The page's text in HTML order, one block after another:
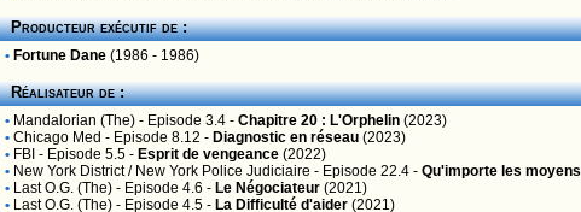
Producteur exécutif de :
• Fortune Dane (1986 - 1986)
Réalisateur de :
• Mandalorian (The) - Episode 3.4 - Chapitre 20 : L'Orphelin (2023)
• Chicago Med - Episode 8.12 - Diagnostic en réseau (2023)
• FBI - Episode 5.5 - Esprit de vengeance (2022)
• New York District / New York Police Judiciaire - Episode 22.4 - Qu'importe les moyens
• Last O.G. (The) - Episode 4.6 - Le Négociateur (2021)
• Last O.G. (The) - Episode 4.5 - La Difficulté d'aider (2021)